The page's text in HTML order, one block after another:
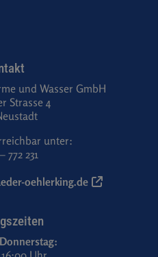
Öffnungszeiten
und Wasser GmbH
Strasse 4
unter:
772 231
oehlerking.de